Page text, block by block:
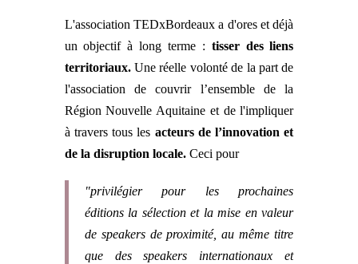
L'association TEDxBordeaux a d'ores et déjà
un objectif à long terme : tisser des liens
territoriaux.Une réelle volonté de la part de
l'association de couvrir l’ensemble de la
Région Nouvelle Aquitaine et de l'impliquer
à travers tous les acteurs de l’innovation et
de la disruption locale.Ceci pour
"privilégier pour les prochaines
éditions la sélection et la mise en valeur
de speakers de proximité, au même titre
que des speakers internationaux et